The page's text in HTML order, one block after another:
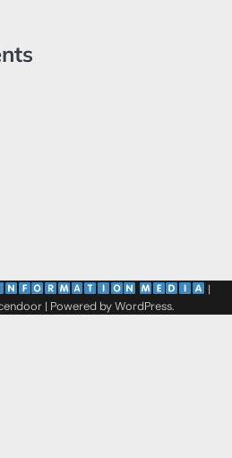
|
| Powered byWordPress.